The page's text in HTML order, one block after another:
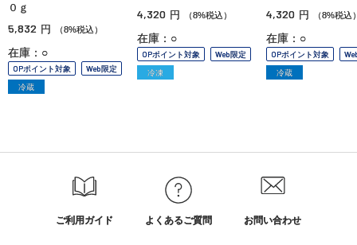
０ｇ
5,832 円 （8%税込）
在庫：○
OPポイント対象
Web限定
冷蔵
4,320 円 （8%税込）
在庫：○
OPポイント対象
Web限定
冷凍
4,320 円 （8%税込
在庫：○
OPポイント対象
冷蔵
ご利用ガイド よくあるご質問 お問い合わせ